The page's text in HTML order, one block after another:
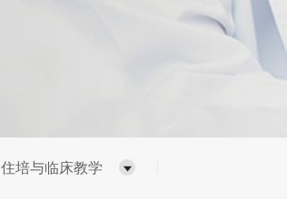
住培与临床教学